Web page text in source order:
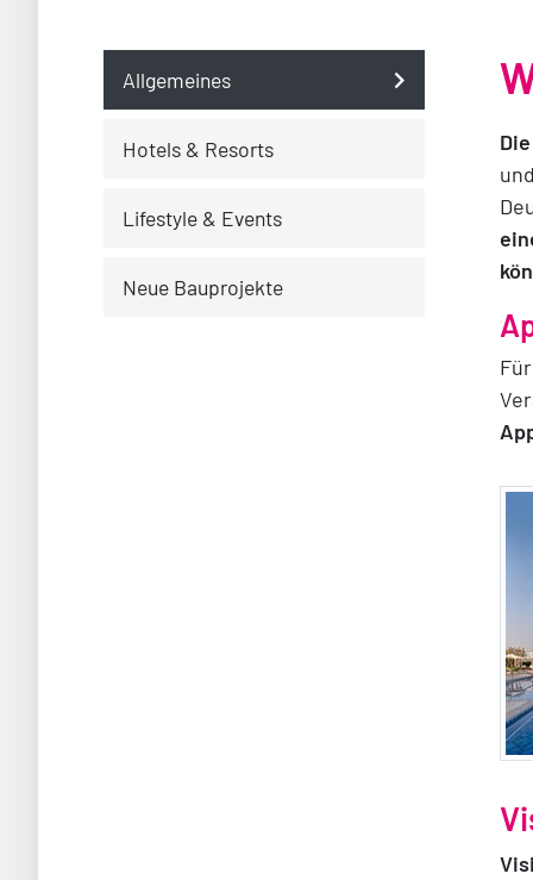
Allgemeines
Hotels & Resorts
Lifestyle & Events
Neue Bauprojekte